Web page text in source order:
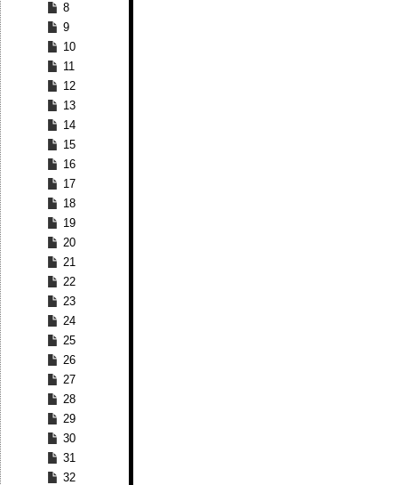
8
9
10
11
12
13
14
15
16
17
18
19
20
21
22
23
24
25
26
27
28
29
30
31
32